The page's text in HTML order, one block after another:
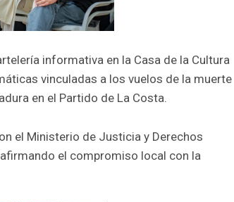
informativa en la Casa de la Cultura
vinculadas a los vuelos de la muerte
en el Partido de La Costa.
el Ministerio de Justicia y Derechos
el compromiso local con la